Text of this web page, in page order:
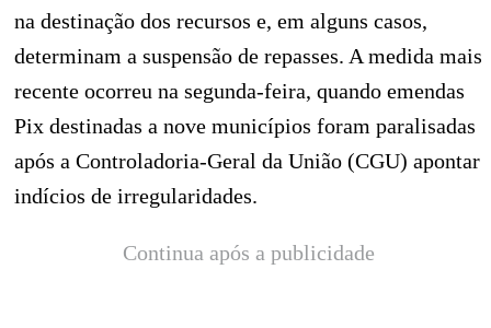
na destinação dos recursos e, em alguns casos,
determinam a suspensão de repasses. A medida mais
recente ocorreu na segunda-feira, quando emendas
Pix destinadas a nove municípios foram paralisadas
após a Controladoria-Geral da União (CGU) apontar
indícios de irregularidades.
Continua após a publicidade